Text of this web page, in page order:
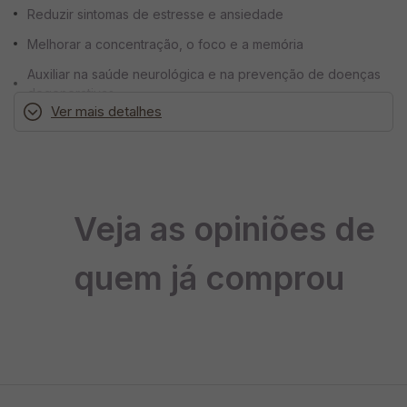
Reduzir sintomas de estresse e ansiedade
Melhorar a concentração, o foco e a memória
Auxiliar na saúde neurológica e na prevenção de doenças
Potencializar a energia física e mental
bem-estar emocional
Ver mais detalhes
Veja as opiniões de
quem já comprou